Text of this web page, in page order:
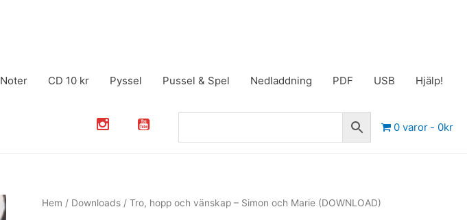
Noter CD 10 kr Pyssel Pussel & Spel Nedladdning PDF USB Hjälp!
0 varor 0kr
Hem / Downloads / Tro, hopp och vänskap – Simon och Marie (DOWNLOAD)